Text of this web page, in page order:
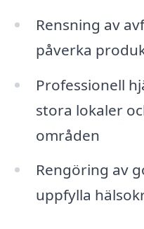
Rensning av
påverka
Professionell
stora lokaler
områden
Rengöring av
uppfylla